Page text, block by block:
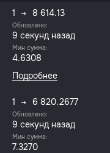
1 8 614.13
Обновлено:
10 секунд назад
Мин сумма:
4.6308
Подробнее
1 6 820.2677
Обновлено:
10 секунд назад
Мин сумма:
7.3270